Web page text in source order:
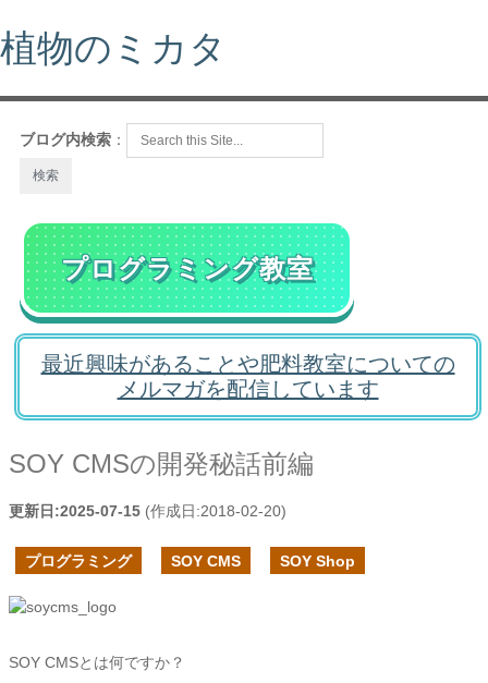
植物のミカタ
ブログ内検索 ：
プログラミング教室
最近興味があることや肥料教室についての
メルマガを配信しています
SOY CMSの開発秘話前編
更新日:2025-07-15 (作成日:2018-02-20)
プログラミング SOY CMS SOY Shop
SOY CMSとは何ですか？